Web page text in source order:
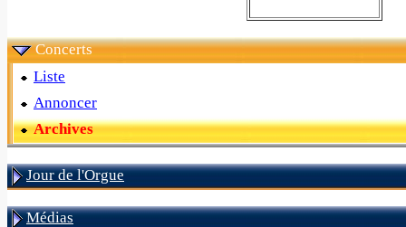
Concerts
Liste
Annoncer
Archives
Jour de l'Orgue
Médias